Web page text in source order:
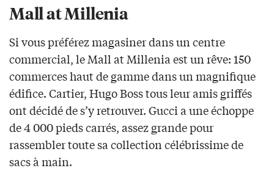
Mall at Millenia
Si vous préférez magasiner dans un centre
commercial, le Mall at Millenia est un rêve: 150
commerces haut de gamme dans un magnifique
édifice. Cartier, Hugo Boss tous leur amis griffés
ont décidé de s’y retrouver. Gucci a une échoppe
de 4 000 pieds carrés, assez grande pour
rassembler toute sa collection célébrissime de
sacs à main.